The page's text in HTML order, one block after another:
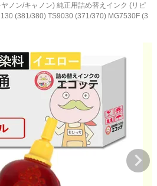
ノン/キャノン) 純正用詰め替えインク (リピ
(381/380) TS9030 (371/370) MG7530F (3